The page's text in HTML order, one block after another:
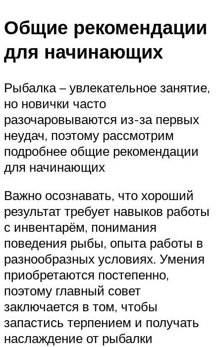
Общие рекомендации
для начинающих
Рыбалка – увлекательное занятие,
но новички часто
разочаровываются из-за первых
неудач, поэтому рассмотрим
подробнее общие рекомендации
для начинающих
Важно осознавать, что хороший
результат требует навыков работы
с инвентарём, понимания
поведения рыбы, опыта работы в
разнообразных условиях. Умения
приобретаются постепенно,
поэтому главный совет
заключается в том, чтобы
запастись терпением и получать
наслаждение от рыбалки